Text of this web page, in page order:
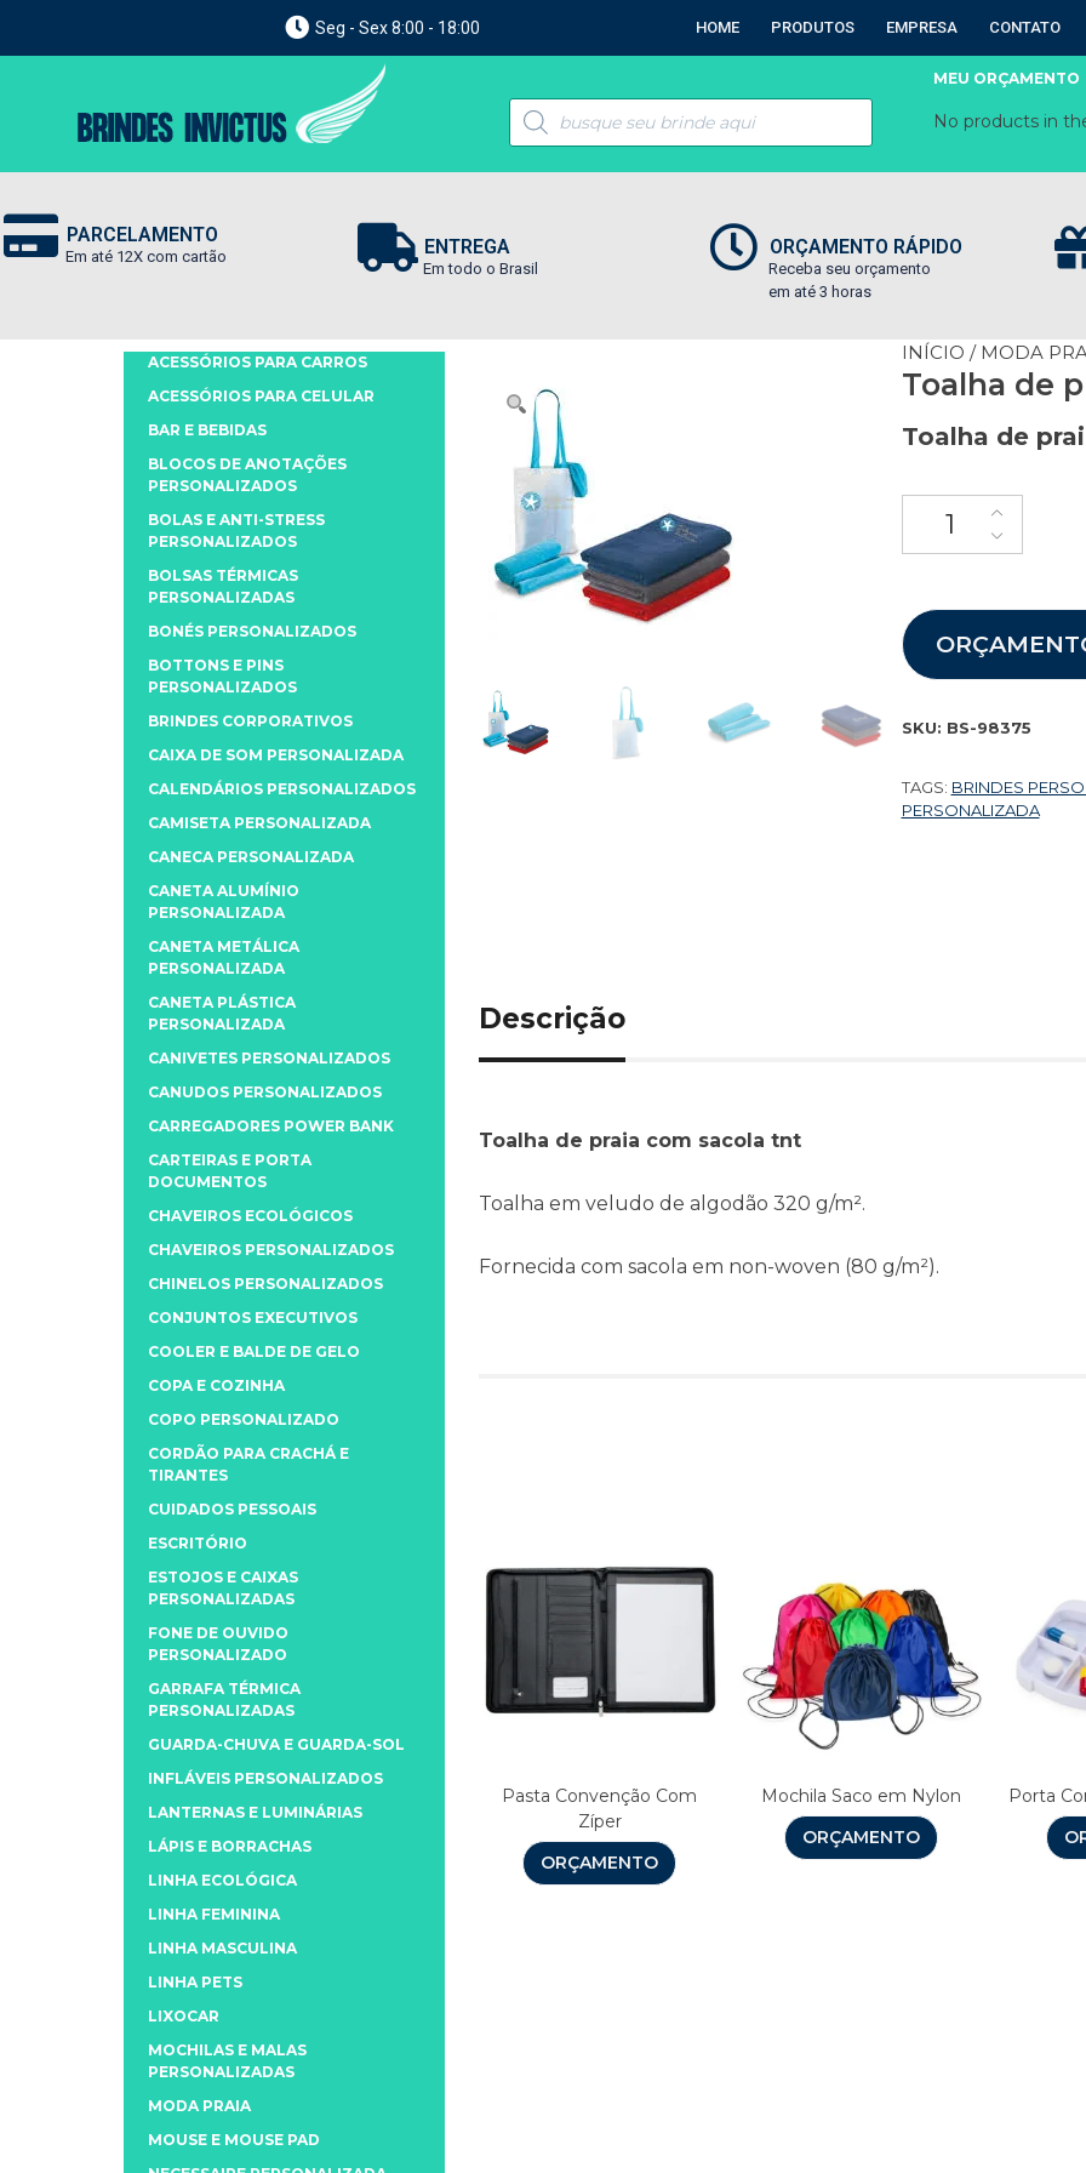
Seg - Sex 8:00 - 18:00 HOME PRODUTOS EMPRESA CONTATO
MEU ORÇAMENTO
No products in
PARCELAMENTO
Em até 12X com cartão ENTREGA
Em todo o Brasil
ORÇAMENTO RÁPIDO
Receba seu orçamento
em até 3 horas
INÍCIO / MODA
Toalha de
Toalha de
SKU: BS-98375
TAGS: BRINDES
PERSONALIZADA
Descrição
Toalha de praia com sacola tnt
Toalha em veludo de algodão 320 g/m².
Fornecida com sacola em non-woven (80 g/m²).
Pasta Convenção Com
Zíper
ORÇAMENTO
Mochila Saco em Nylon
ORÇAMENTO
Porta
ACESSÓRIOS PARA CARROS
ACESSÓRIOS PARA CELULAR
BAR E BEBIDAS
BLOCOS DE ANOTAÇÕES
PERSONALIZADOS
BOLAS E ANTI-STRESS
PERSONALIZADOS
BOLSAS TÉRMICAS
PERSONALIZADAS
BONÉS PERSONALIZADOS
BOTTONS E PINS
PERSONALIZADOS
BRINDES CORPORATIVOS
CAIXA DE SOM PERSONALIZADA
CALENDÁRIOS PERSONALIZADOS
CAMISETA PERSONALIZADA
CANECA PERSONALIZADA
CANETA ALUMÍNIO
PERSONALIZADA
CANETA METÁLICA
PERSONALIZADA
CANETA PLÁSTICA
PERSONALIZADA
CANIVETES PERSONALIZADOS
CANUDOS PERSONALIZADOS
CARREGADORES POWER BANK
CARTEIRAS E PORTA
DOCUMENTOS
CHAVEIROS ECOLÓGICOS
CHAVEIROS PERSONALIZADOS
CHINELOS PERSONALIZADOS
CONJUNTOS EXECUTIVOS
COOLER E BALDE DE GELO
COPA E COZINHA
COPO PERSONALIZADO
CORDÃO PARA CRACHÁ E
TIRANTES
CUIDADOS PESSOAIS
ESCRITÓRIO
ESTOJOS E CAIXAS
PERSONALIZADAS
FONE DE OUVIDO
PERSONALIZADO
GARRAFA TÉRMICA
PERSONALIZADAS
GUARDA-CHUVA E GUARDA-SOL
INFLÁVEIS PERSONALIZADOS
LANTERNAS E LUMINÁRIAS
LÁPIS E BORRACHAS
LINHA ECOLÓGICA
LINHA FEMININA
LINHA MASCULINA
LINHA PETS
LIXOCAR
MOCHILAS E MALAS
PERSONALIZADAS
MODA PRAIA
MOUSE E MOUSE PAD